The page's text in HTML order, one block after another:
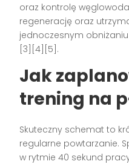
oraz kontrolę
regenerację oraz
jednoczesnym
[3][4][5].
Jak
trening na
Skuteczny schemat to
regularne powtarzanie.
w rytmie 40 sekund